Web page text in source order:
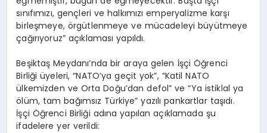
sınıfımızı, gençleri ve halkımızı emperyalizme karşı
birleşmeye, örgütlenmeye ve mücadeleyi büyütmeye
çağırıyoruz” açıklaması yapıldı.
Beşiktaş Meydanı’nda bir araya gelen İşçi Öğrenci
Birliği üyeleri, “NATO’ya geçit yok”, “Katil NATO
ülkemizden ve Orta Doğu’dan defol” ve “Ya istiklal ya
ölüm, tam bağımsız Türkiye” yazılı pankartlar taşıdı.
İşçi Öğrenci Birliği adına yapılan açıklamada şu
ifadelere yer verildi: